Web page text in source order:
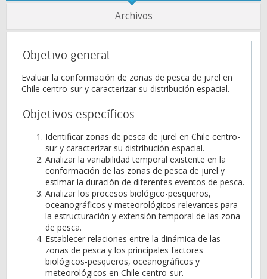
Archivos
Objetivo general
Evaluar la conformación de zonas de pesca de jurel en
Chile centro-sur y caracterizar su distribución espacial.
Objetivos específicos
Identificar zonas de pesca de jurel en Chile centro-
sur y caracterizar su distribución espacial.
Analizar la variabilidad temporal existente en la
conformación de las zonas de pesca de jurel y
estimar la duración de diferentes eventos de pesca.
Analizar los procesos biológico-pesqueros,
oceanográficos y meteorológicos relevantes para
la estructuración y extensión temporal de las zona
de pesca.
Establecer relaciones entre la dinámica de las
zonas de pesca y los principales factores
biológicos-pesqueros, oceanográficos y
meteorológicos en Chile centro-sur.